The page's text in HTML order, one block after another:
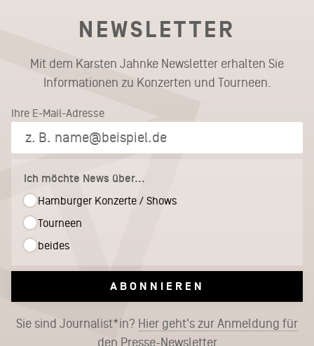
NEWSLETTER
Mit dem Karsten Jahnke Newsletter erhalten Sie
Informationen zu Konzerten und Tourneen.
Ihre E-Mail-Adresse
Ich möchte News über...
Hamburger Konzerte / Shows
Tourneen
beides
ABONNIEREN
Sie sind Journalist*in? Hier geht's zur Anmeldung für
den Presse-Newsletter